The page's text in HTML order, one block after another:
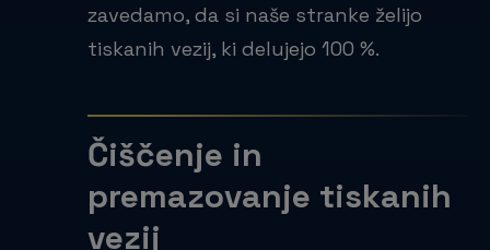
zavedamo, da si naše stranke želijo
tiskanih vezij, ki delujejo 100 %.
Čiščenje in
premazovanje tiskanih
vezij